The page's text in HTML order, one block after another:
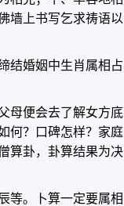
墙上书写乞求祷语以
结婚姻中生肖属相占
母便会去了解女方底
何？口碑怎样？家庭
算卦，卦算结果为决
等。卜算一定要属相